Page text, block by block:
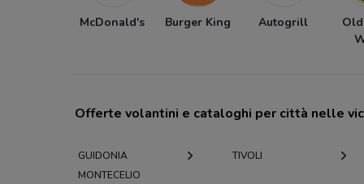
McDonald's Burger King Autogrill
Offerte volantini e cataloghi per città nelle
GUIDONIA
MONTECELIO
TIVOLI